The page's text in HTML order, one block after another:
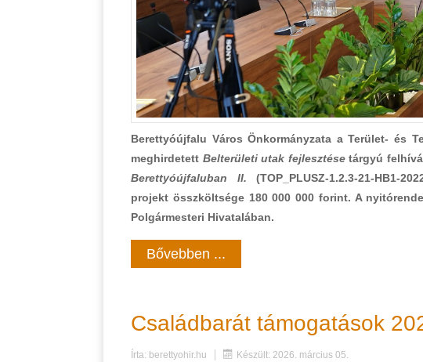
Berettyóújfalu Város Önkormányzata a Terület- és
meghirdetett Belterületi utak fejlesztésetárgyú
Berettyóújfaluban II. (TOP_PLUSZ-1.2.3-21-HB1-
projekt összköltsége 180 000 000 forint. A
Polgármesteri Hivatalában.
Bővebben ...
Családbarát támogatások
Írta: berettyohir.hu Készült: 2026. március 05.